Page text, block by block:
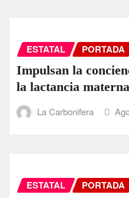
ESTATAL PORTADA
Impulsan la
la lactancia materna
La Carbonifera
ESTATAL PORTADA